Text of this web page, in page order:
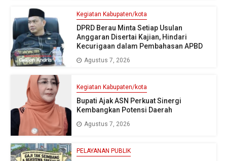
Kegiatan Kabupaten/kota
DPRD Berau Minta Setiap Usulan
Anggaran Disertai Kajian, Hindari
Kecurigaan dalam Pembahasan APBD
Agustus 7, 2026
Kegiatan Kabupaten/kota
Bupati Ajak ASN Perkuat Sinergi
Kembangkan Potensi Daerah
Agustus 7, 2026
PELAYANAN PUBLIK